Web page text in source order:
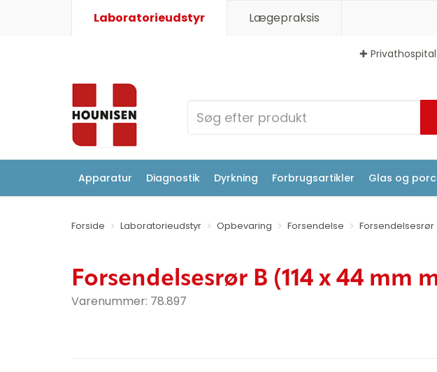
Laboratorieudstyr Lægepraksis
✚ Privathospital
Apparatur Diagnostik Dyrkning Forbrugsartikler Glas og
Forside Laboratorieudstyr Opbevaring Forsendelse Forsendelsesrør
Forsendelsesrør B (114 x 44 mm
Varenummer: 78.897